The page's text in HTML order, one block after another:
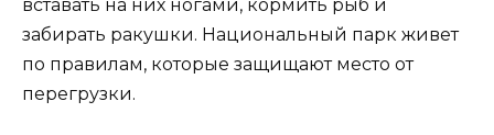
вставать на них ногами, кормить рыб и
забирать ракушки. Национальный парк живет
по правилам, которые защищают место от
перегрузки.